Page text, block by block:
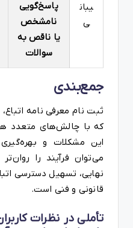
یبان
ی
پاسخ‌گویی
نامشخص
یا ناقص به
سوالات
جمع‌بندی
ثبت نام معرفی نامه
که با چالش‌های متعدد
این مشکلات و
می‌توان فرآیند را
نهایی، تسهیل دسترسی
قانونی و فنی است.
تأملی در نظرات